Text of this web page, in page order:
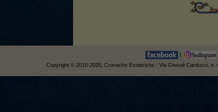
Copyright © 2010-2025, Cronache Esoteriche - Via Giosuè Carducci,